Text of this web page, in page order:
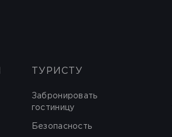
ТУРИСТУ
Забронировать
гостиницу
Безопасность